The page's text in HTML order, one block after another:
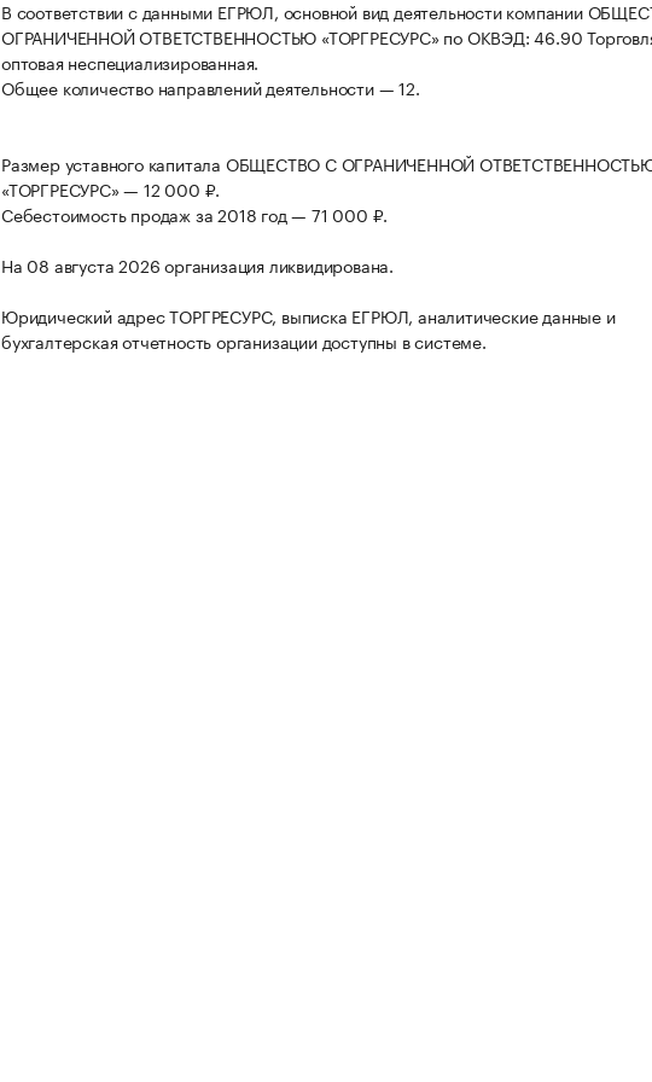
В соответствии с данными ЕГРЮЛ, основной вид деятельности компании
ОГРАНИЧЕННОЙ ОТВЕТСТВЕННОСТЬЮ «ТОРГРЕСУРС» по ОКВЭД: 46.90
оптовая неспециализированная.
Общее количество направлений деятельности — 12.
Размер уставного капитала ОБЩЕСТВО С ОГРАНИЧЕННОЙ
«ТОРГРЕСУРС» — 12 000 ₽.
Себестоимость продаж за 2018 год — 71 000 ₽.
На 08 августа 2026 организация ликвидирована.
Юридический адрес ТОРГРЕСУРС, выписка ЕГРЮЛ, аналитические данные и
бухгалтерская отчетность организации доступны в системе.